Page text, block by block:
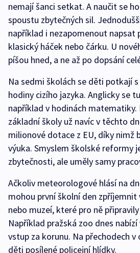
nemají šanci setkat. A naučit se
spoustu zbytečných sil.
například i nezapomenout napsat
klasický háček nebo čárku. U
píšou hned, a ne až po dopsání
Na sedmi školách se děti potkají
hodiny cizího jazyka. Anglicky se
například v hodinách
základní školy už navíc v těchto
milionové dotace z EU, díky nimž
výuka. Smyslem školské reformy
zbytečnosti, ale uměly samy
Ačkoliv meteorologové hlásí na
mohou první školní den zpříjemnit
nebo muzeí, které pro ně
Například pražská zoo dnes
vstup za korunu. Na přechodech
děti posílené policejní hlídky.